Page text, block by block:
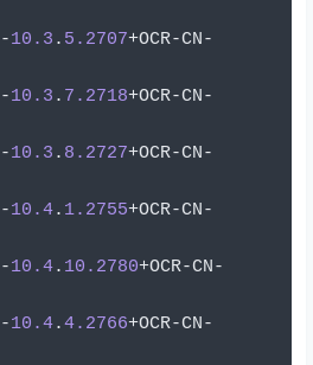
-10.3 . 5.2707+OCR-CN-
-10.3 . 7.2718+OCR-CN-
-10.3 . 8.2727+OCR-CN-
-10.4. 1.2755+OCR-CN-
-10.4. 10.2780+OCR-CN-
-10.4.4.2766+OCR-CN-